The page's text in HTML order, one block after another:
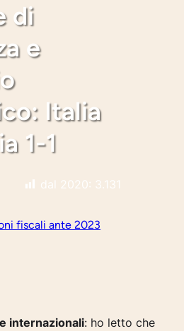
di
e
Italia
1-1
dal 2020: 3.131
fiscali ante 2023
internazionali: ho letto che